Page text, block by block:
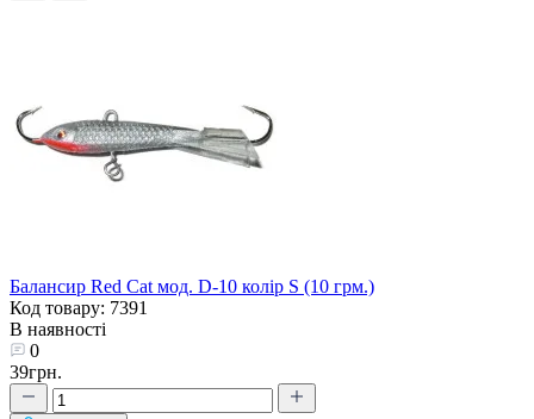
Балансир Red Cat мод. D-10 колір S (10 грм.)
Код товару: 7391
В наявності
0
39грн.